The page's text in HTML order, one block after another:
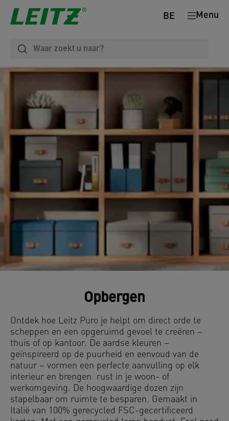
Menu
BE
Opbergen
Ontdek hoe Leitz Puro je helpt om direct orde te
scheppen en een opgeruimd gevoel te creëren –
thuis of op kantoor. De aardse kleuren –
geïnspireerd op de puurheid en eenvoud van de
natuur – vormen een perfecte aanvulling op elk
interieur en brengen rust in je woon- of
werkomgeving. De hoogwaardige dozen zijn
stapelbaar om ruimte te besparen. Gemaakt in
Italië van 100% gerecycled FSC-gecertificeerd